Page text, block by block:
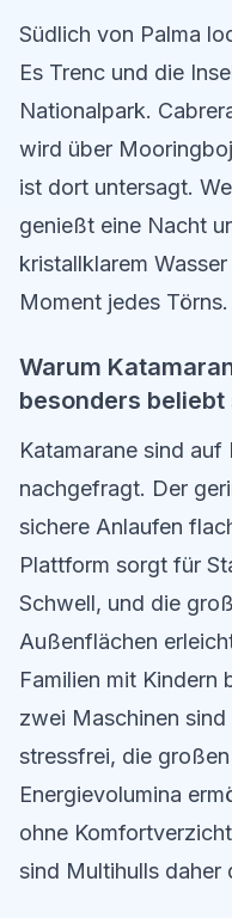
Südlich von Palma
Es Trenc und die
Nationalpark.
wird über
ist dort untersagt.
genießt eine Nacht
kristallklarem
Moment jedes Törns.
Warum
besonders beliebt
Katamarane sind
nachgefragt. Der
sichere Anlaufen
Plattform sorgt für
Schwell, und die
Außenflächen
Familien mit Kindern
zwei Maschinen
stressfrei, die
Energievolumina
ohne
sind Multihulls daher